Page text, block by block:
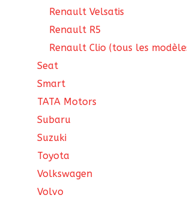
Renault Velsatis
Renault R5
Renault Clio (tous les
Seat
Smart
TATA Motors
Subaru
Suzuki
Toyota
Volkswagen
Volvo